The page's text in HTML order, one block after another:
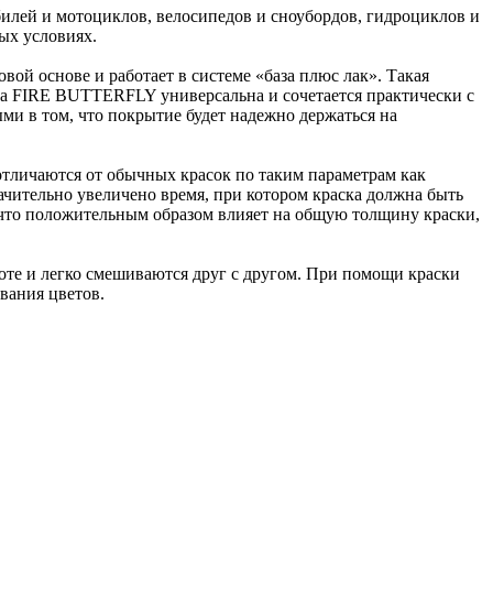
и мотоциклов, велосипедов и сноубордов, гидроциклов и
условиях.
основе и работает в системе «база плюс лак». Такая
BUTTERFLY универсальна и сочетается практически с
в том, что покрытие будет надежно держаться на
от обычных красок по таким параметрам как
увеличено время, при котором краска должна быть
положительным образом влияет на общую толщину краски,
и легко смешиваются друг с другом. При помощи краски
цветов.